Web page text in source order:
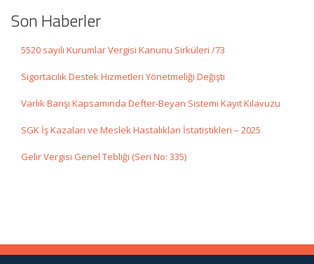
Son Haberler
5520 sayılı Kurumlar Vergisi Kanunu Sirküleri /73
Sigortacılık Destek Hizmetleri Yönetmeliği Değişti
Varlık Barışı Kapsamında Defter-Beyan Sistemi Kayıt Kılavuzu
SGK İş Kazaları ve Meslek Hastalıkları İstatistikleri – 2025
Gelir Vergisi Genel Tebliği (Seri No: 335)